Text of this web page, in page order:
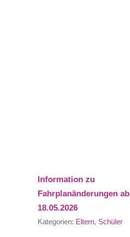
Information zu
Fahrplanänderungen ab
18.05.2026
Kategorien: Eltern, Schüler